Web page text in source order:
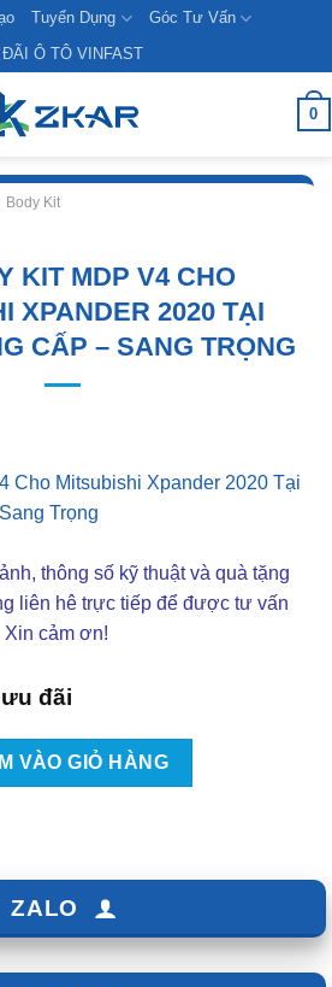
Tuyển Dụng
Góc Tư Vấn
Ô TÔ VINFAST
0
Body Kit
KIT MDP V4 CHO
XPANDER 2020 TẠI
CẤP – SANG TRỌNG
thông số kỹ thuật và quà tặng
liên hê trực tiếp để được tư vấn
cảm ơn!
đãi
Mitsubishi Xpander 2020 Tại
VÀO GIỎ HÀNG
ZALO